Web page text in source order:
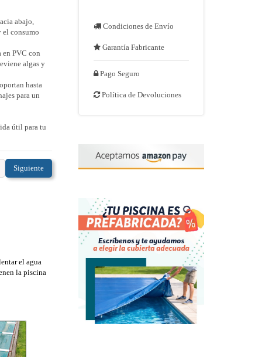
abajo,
el consumo
PVC con
algas y
hasta
para un
útil para tu
Siguiente
el agua
la piscina
Condiciones de Envío
Garantía Fabricante
Pago Seguro
Política de Devoluciones